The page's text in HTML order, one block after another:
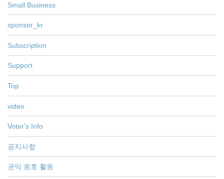
Small Business
sponsor_kr
Subscription
Support
Top
video
Voter's Info
공지사항
권익 옹호 활동